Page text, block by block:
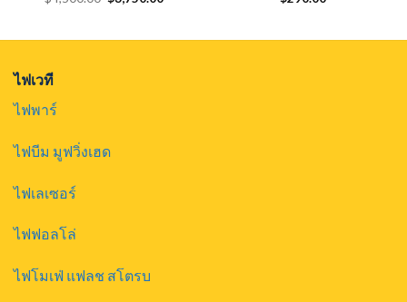
price
ไฟเวที
ไฟพาร์
ไฟบีม มูฟวิ่งเฮด
ไฟเลเซอร์
ไฟฟอลโล่
ไฟโมเฟ่ แฟลช สโตรบ